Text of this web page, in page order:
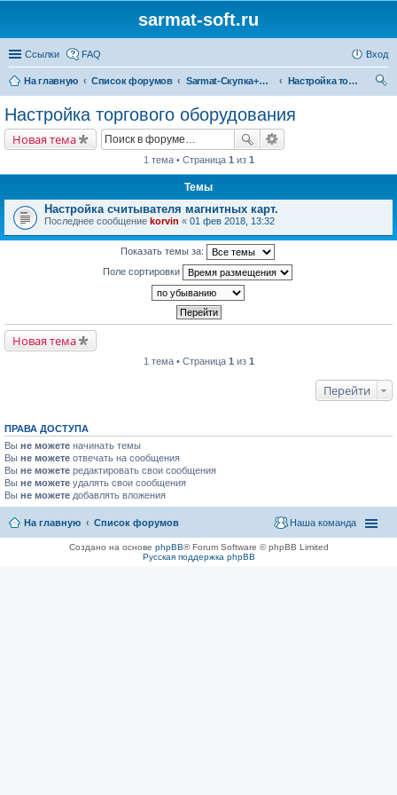
sarmat-soft.ru
Ссылки FAQ Вход
На главную Список форумов Sarmat-Скупка+Магазин
Настройка торгового оборудования
Настройка торгового оборудования
Новая тема
1 тема • Страница 1 из 1
Темы
Настройка считывателя магнитных карт.
Последнее сообщение korvin « 01 фев 2018, 13:32
Показать темы за:
Поле сортировки
Новая тема
1 тема • Страница 1 из 1
Перейти
ПРАВА ДОСТУПА
Вы не можете начинать темы
Вы не можете отвечать на сообщения
Вы не можете редактировать свои сообщения
Вы не можете удалять свои сообщения
Вы не можете добавлять вложения
На главную Список форумов Наша команда
Создано на основе phpBB® Forum Software © phpBB Limited
Русская поддержка phpBB